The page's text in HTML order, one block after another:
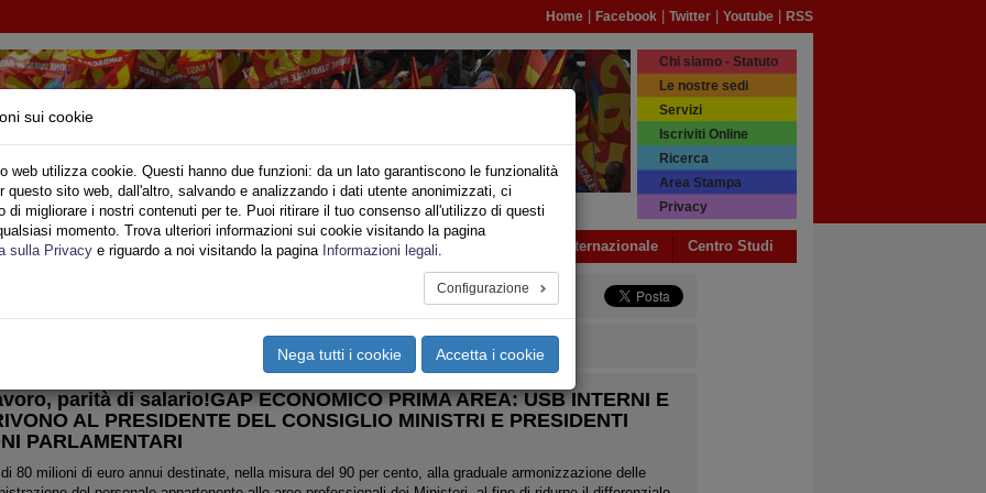
Home Facebook Twitter Youtube RSS
- MINISTERO DELL'INTERNO
Chi siamo - Statuto
Le nostre sedi
Servizi
Iscriviti Online
Ricerca
Area Stampa
Privacy
Privato Territori Sociale Speciali Multimedia Internazionale Centro Studi
Riforma Amministrazione Interno
parità di salario!GAP ECONOMICO PRIMA AREA: USB INTERNI E
AL PRESIDENTE DEL CONSIGLIO MINISTRI E PRESIDENTI
PARLAMENTARI
80 milioni di euro annui destinate, nella misura del 90 per cento, alla graduale armonizzazione delle
sui cookie
web utilizza cookie. Questi hanno due funzioni: da un lato garantiscono le funzionalità
questo sito web, dall'altro, salvando e analizzando i dati utente anonimizzati, ci
di migliorare i nostri contenuti per te. Puoi ritirare il tuo consenso all'utilizzo di questi
momento. Trova ulteriori informazioni sui cookie visitando la pagina
sulla Privacy e riguardo a noi visitando la pagina Informazioni legali.
Configurazione
Nega tutti i cookie Accetta i cookie